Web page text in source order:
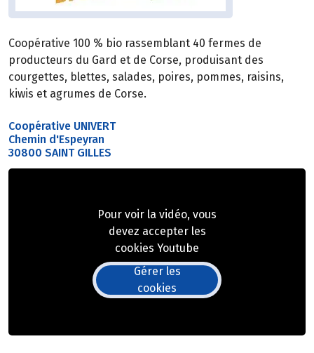
Coopérative 100 % bio rassemblant 40 fermes de
producteurs du Gard et de Corse, produisant des
courgettes, blettes, salades, poires, pommes, raisins,
kiwis et agrumes de Corse.
Coopérative UNIVERT
Chemin d'Espeyran
30800 SAINT GILLES
Pour voir la vidéo, vous
devez accepter les
cookies Youtube
Gérer les
cookies